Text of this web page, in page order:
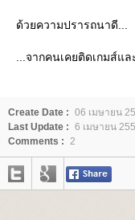
ด้วยความปรารถนาดี...
...จากคนเคยติดเกมส์แ
Create Date : 06 เมษายน
Last Update : 6 เมษายน
Comments :
2